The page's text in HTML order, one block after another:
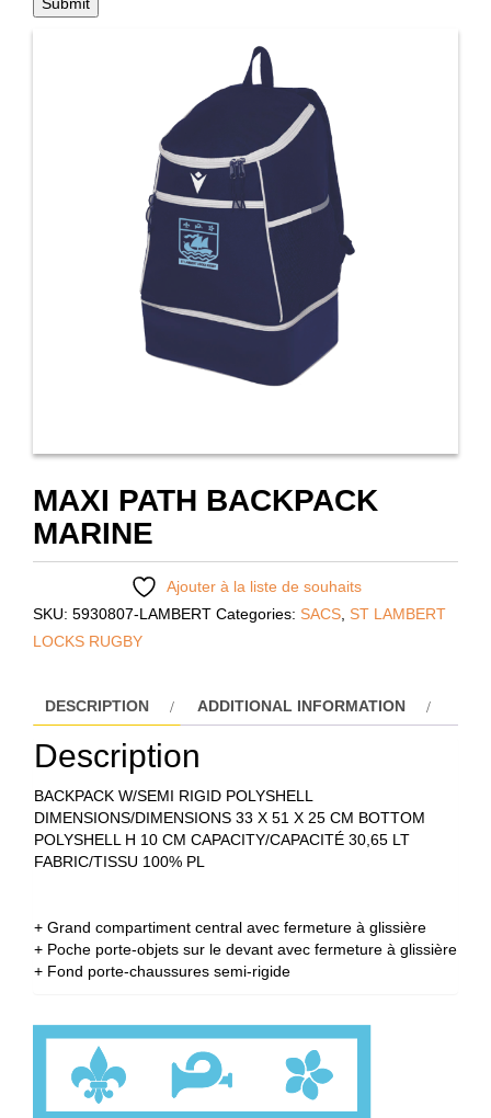
MAXI PATH BACKPACK
MARINE
Ajouter à la liste de souhaits
SKU: 5930807-LAMBERT Categories: SACS, ST LAMBERT
LOCKS RUGBY
DESCRIPTION ADDITIONAL INFORMATION
Description
BACKPACK W/SEMI RIGID POLYSHELL
DIMENSIONS/DIMENSIONS 33 X 51 X 25 CM BOTTOM
POLYSHELL H 10 CM CAPACITY/CAPACITÉ 30,65 LT
FABRIC/TISSU 100% PL
+ Grand compartiment central avec fermeture à glissière
+ Poche porte-objets sur le devant avec fermeture à glissière
+ Fond porte-chaussures semi-rigide